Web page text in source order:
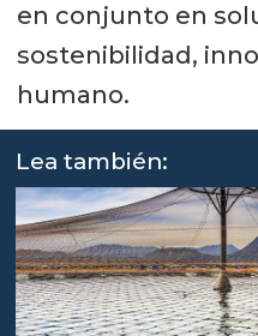
en conjunto en
sostenibilidad,
humano.
Lea también: